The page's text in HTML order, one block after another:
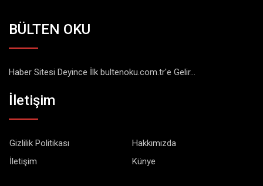
BÜLTEN OKU
Haber Sitesi Deyince İlk bultenoku.com.tr'e Gelir...
İletişim
Gizlilik Politikası
Hakkımızda
İletişim
Künye